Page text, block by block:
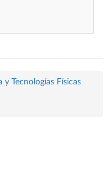
y Tecnologías Físicas